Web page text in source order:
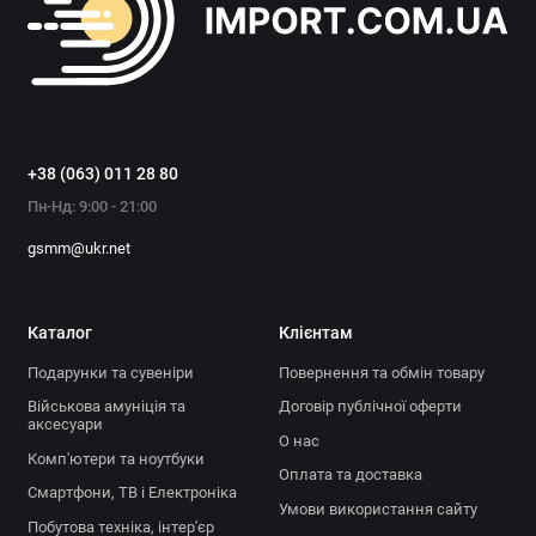
+38 (063) 011 28 80
Пн-Нд: 9:00 - 21:00
gsmm@ukr.net
Каталог
Подарунки та сувеніри
Військова амуніція та
аксесуари
Комп'ютери та ноутбуки
Смартфони, ТВ і Електроніка
Побутова техніка, інтер'єр
Клієнтам
Повернення та обмін товару
Договір публічної оферти
О нас
Оплата та доставка
Умови використання сайту